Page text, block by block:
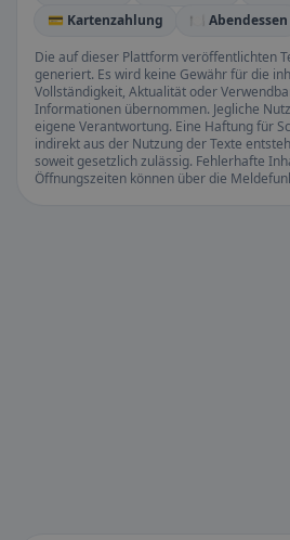
💳 Kartenzahlung
🍽️ Abendessen
Die auf dieser Plattform veröffentlichten
generiert. Es wird keine Gewähr für die
Vollständigkeit, Aktualität oder
Informationen übernommen. Jegliche
eigene Verantwortung. Eine Haftung für
indirekt aus der Nutzung der Texte
soweit gesetzlich zulässig. Fehlerhafte
Öffnungszeiten können über die